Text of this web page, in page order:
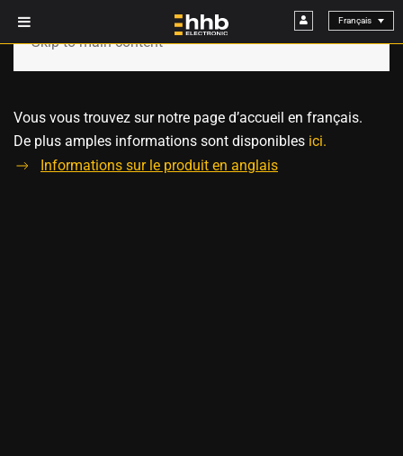
Skip to main content
Vous vous trouvez sur notre page d’accueil en français.
De plus amples informations sont disponibles ici.
Informations sur le produit en anglais